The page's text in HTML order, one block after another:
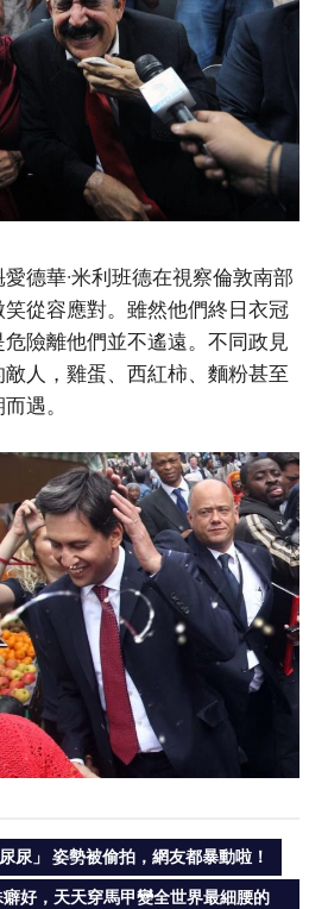
德華·米利班德在視察倫敦南部
從容應對。雖然他們終日衣冠
險離他們並不遙遠。不同政見
人，雞蛋、西紅柿、麵粉甚至
遇。
尿」 姿勢被偷拍，網友都暴動啦！
好，天天穿馬甲變全世界最細腰的